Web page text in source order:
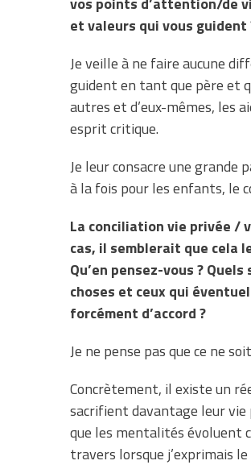
et valeurs qui vous guident
Je veille à ne faire aucune
guident en tant que père et
autres et d’eux-mêmes, les
esprit critique.
Je leur consacre une grande
à la fois pour les enfants, le
La conciliation vie privée /
cas, il semblerait que cela
Qu’en pensez-vous ?
choses et ceux qui
forcément d’accord ?
Je ne pense pas que ce ne
Concrètement, il existe un
sacrifient davantage leur vie
que les mentalités évoluent
travers lorsque j’exprimais